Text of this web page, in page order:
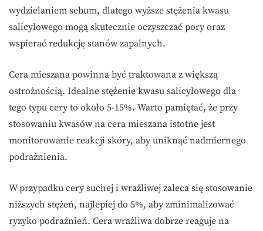
wydzielaniem sebum, dlatego wyższe stężenia kwasu
salicylowego mogą skutecznie oczyszczać pory oraz
wspierać redukcję stanów zapalnych.
Cera mieszana powinna być traktowana z większą
ostrożnością. Idealne stężenie kwasu salicylowego dla
tego typu cery to około 5-15%. Warto pamiętać, że przy
stosowaniu kwasów na cera mieszana istotne jest
monitorowanie reakcji skóry, aby uniknąć nadmiernego
podrażnienia.
W przypadku cery suchej i wrażliwej zaleca się stosowanie
niższych stężeń, najlepiej do 5%, aby zminimalizować
ryzyko podrażnień. Cera wrażliwa dobrze reaguje na